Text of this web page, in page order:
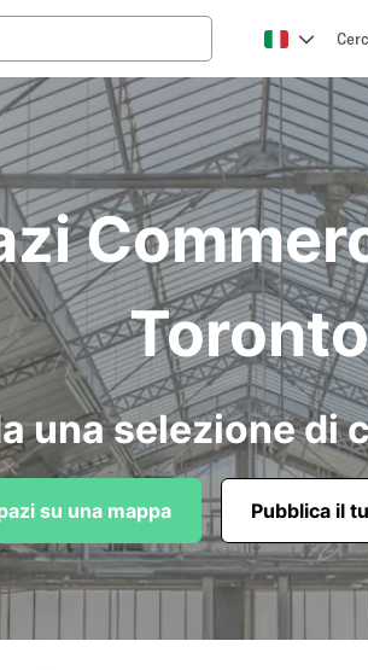
Toronto
una selezione di
su una mappa Pubblica il